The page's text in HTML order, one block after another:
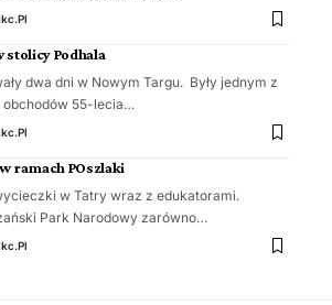
Podhala
dwa dni w Nowym Targu. Były jednym z
obchodów 55-lecia…
ramach POszlaki
w Tatry wraz z edukatorami.
Park Narodowy zarówno…